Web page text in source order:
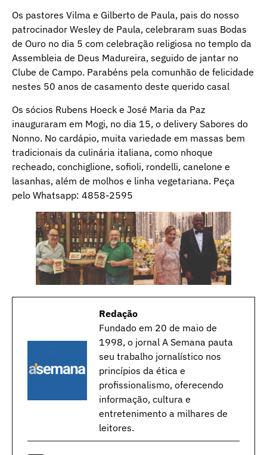
Os pastores Vilma e Gilberto de Paula, pais do nosso
patrocinador Wesley de Paula, celebraram suas Bodas
de Ouro no dia 5 com celebração religiosa no templo da
Assembleia de Deus Madureira, seguido de jantar no
Clube de Campo. Parabéns pela comunhão de felicidade
nestes 50 anos de casamento deste querido casal
Os sócios Rubens Hoeck e José Maria da Paz
inauguraram em Mogi, no dia 15, o delivery Sabores do
Nonno. No cardápio, muita variedade em massas bem
tradicionais da culinária italiana, como nhoque
recheado, conchiglione, sofioli, rondelli, canelone e
lasanhas, além de molhos e linha vegetariana. Peça
pelo Whatsapp: 4858-2595
Redação
Fundado em 20 de maio de
1998, o jornal A Semana pauta
seu trabalho jornalístico nos
princípios da ética e
profissionalismo, oferecendo
informação, cultura e
entretenimento a milhares de
leitores.